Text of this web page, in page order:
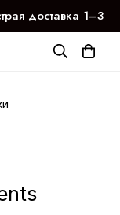
доставка 1–3